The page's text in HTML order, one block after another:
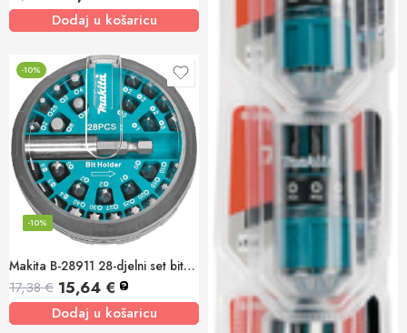
Dodaj u košaricu
-10%
Makita B-28911 28-djelni set bitova u plosnatoj kutiji
-10%
17,38€ 15,64 € ?
Dodaj u košaricu